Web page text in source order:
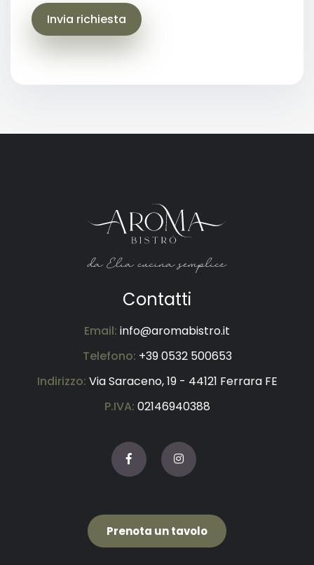
Invia richiesta
Contatti
Email: info@aromabistro.it
Telefono: +39 0532 500653
Indirizzo: Via Saraceno, 19 - 44121 Ferrara FE
P.IVA: 02146940388
Prenota un tavolo